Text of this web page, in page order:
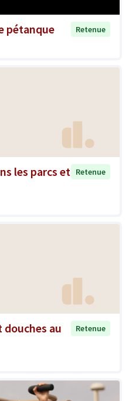
pétanque
Retenue
les parcs et
Retenue
au
Retenue